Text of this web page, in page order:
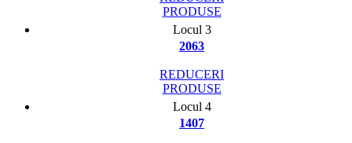
PRODUSE
Locul 3
2063
REDUCERI
PRODUSE
Locul 4
1407